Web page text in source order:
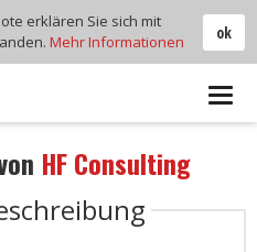
HF Consulting
ok
erklären Sie sich mit
Mehr Informationen